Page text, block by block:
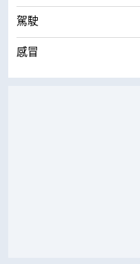
駕駛
感冒